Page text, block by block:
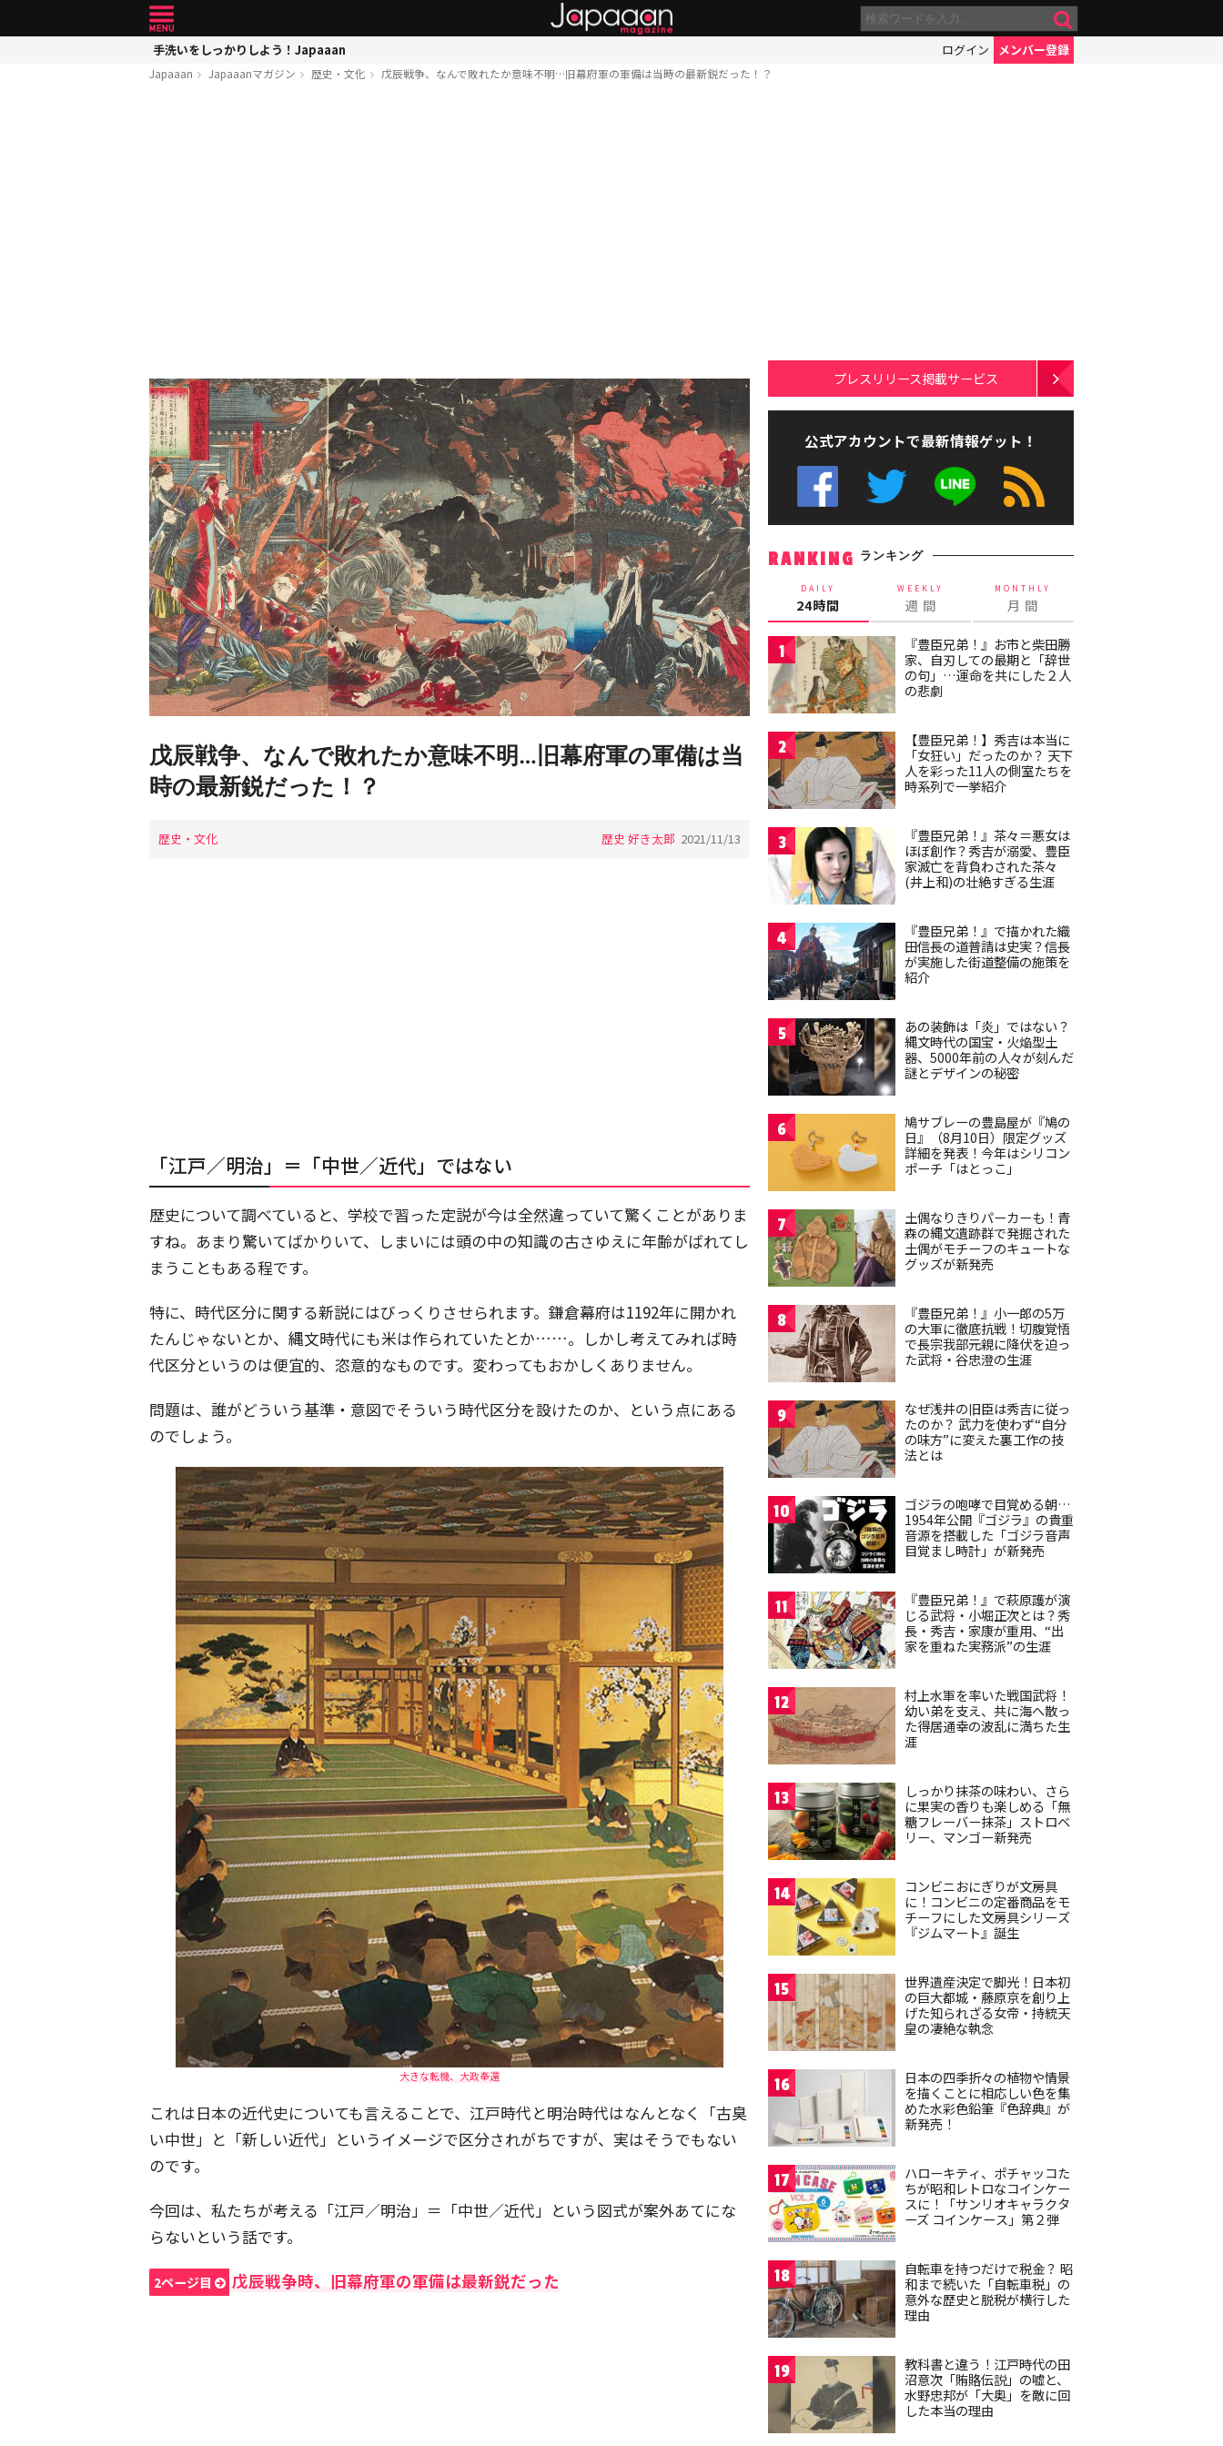
手洗いをしっかりしよう！Japaaan ログイン メンバー登録
Japaaan Japaaanマガジン 歴史・文化 戊辰戦争、なんで敗れたか意味不明…旧幕府軍の軍備は当時の最新鋭だった！？
戊辰戦争、なんで敗れたか意味不明…旧幕府軍の軍備は当
時の最新鋭だった！？
歴史・文化 歴史 好き太郎 2021/11/13
「江戸／明治」＝「中世／近代」ではない
歴史について調べていると、学校で習った定説が今は全然違っていて驚くことがありま
すね。あまり驚いてばかりいて、しまいには頭の中の知識の古さゆえに年齢がばれてし
まうこともある程です。
特に、時代区分に関する新説にはびっくりさせられます。鎌倉幕府は1192年に開かれ
たんじゃないとか、縄文時代にも米は作られていたとか……。しかし考えてみれば時
代区分というのは便宜的、恣意的なものです。変わってもおかしくありません。
問題は、誰がどういう基準・意図でそういう時代区分を設けたのか、という点にある
のでしょう。
大きな転機、大政奉還
これは日本の近代史についても言えることで、江戸時代と明治時代はなんとなく「古臭
い中世」と「新しい近代」というイメージで区分されがちですが、実はそうでもない
のです。
今回は、私たちが考える「江戸／明治」＝「中世／近代」という図式が案外あてにな
らないという話です。
2ページ目 戊辰戦争時、旧幕府軍の軍備は最新鋭だった
プレスリリース掲載サービス
公式アカウントで最新情報ゲット！
RANKING ランキング
DAILY
24時間
WEEKLY
週 間
MONTHLY
月 間
1
『豊臣兄弟！』お市と柴田勝
家、自刃しての最期と「辞世
の句」…運命を共にした２人
の悲劇
2
【豊臣兄弟！】秀吉は本当に
「女狂い」だったのか？ 天下
人を彩った11人の側室たちを
時系列で一挙紹介
3
『豊臣兄弟！』茶々＝悪女は
ほぼ創作？秀吉が溺愛、豊臣
家滅亡を背負わされた茶々
(井上和)の壮絶すぎる生涯
4
『豊臣兄弟！』で描かれた織
田信長の道普請は史実？信長
が実施した街道整備の施策を
紹介
5
あの装飾は「炎」ではない？
縄文時代の国宝・火焔型土
器、5000年前の人々が刻んだ
謎とデザインの秘密
6
鳩サブレーの豊島屋が『鳩の
日』（8月10日）限定グッズ
詳細を発表！今年はシリコン
ポーチ「はとっこ」
7
土偶なりきりパーカーも！青
森の縄文遺跡群で発掘された
土偶がモチーフのキュートな
グッズが新発売
8
『豊臣兄弟！』小一郎の5万
の大軍に徹底抗戦！切腹覚悟
で長宗我部元親に降伏を迫っ
た武将・谷忠澄の生涯
9
なぜ浅井の旧臣は秀吉に従っ
たのか？ 武力を使わず“自分
の味方”に変えた裏工作の技
法とは
10
ゴジラの咆哮で目覚める朝…
1954年公開『ゴジラ』の貴重
音源を搭載した「ゴジラ音声
目覚まし時計」が新発売
11
『豊臣兄弟！』で萩原護が演
じる武将・小堀正次とは？秀
長・秀吉・家康が重用、“出
家を重ねた実務派”の生涯
12
村上水軍を率いた戦国武将！
幼い弟を支え、共に海へ散っ
た得居通幸の波乱に満ちた生
涯
13
しっかり抹茶の味わい、さら
に果実の香りも楽しめる「無
糖フレーバー抹茶」ストロベ
リー、マンゴー新発売
14
コンビニおにぎりが文房具
に！コンビニの定番商品をモ
チーフにした文房具シリーズ
『ジムマート』誕生
15
世界遺産決定で脚光！日本初
の巨大都城・藤原京を創り上
げた知られざる女帝・持統天
皇の凄絶な執念
16
日本の四季折々の植物や情景
を描くことに相応しい色を集
めた水彩色鉛筆『色辞典』が
新発売！
17
ハローキティ、ポチャッコた
ちが昭和レトロなコインケー
スに！「サンリオキャラクタ
ーズ コインケース」第２弾
18
自転車を持つだけで税金？ 昭
和まで続いた「自転車税」の
意外な歴史と脱税が横行した
理由
19
教科書と違う！江戸時代の田
沼意次「賄賂伝説」の嘘と、
水野忠邦が「大奥」を敵に回
した本当の理由